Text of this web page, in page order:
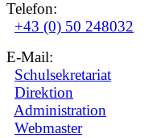
Telefon:
+43 (0) 50 248032
E-Mail:
Schulsekretariat
Direktion
Administration
Webmaster